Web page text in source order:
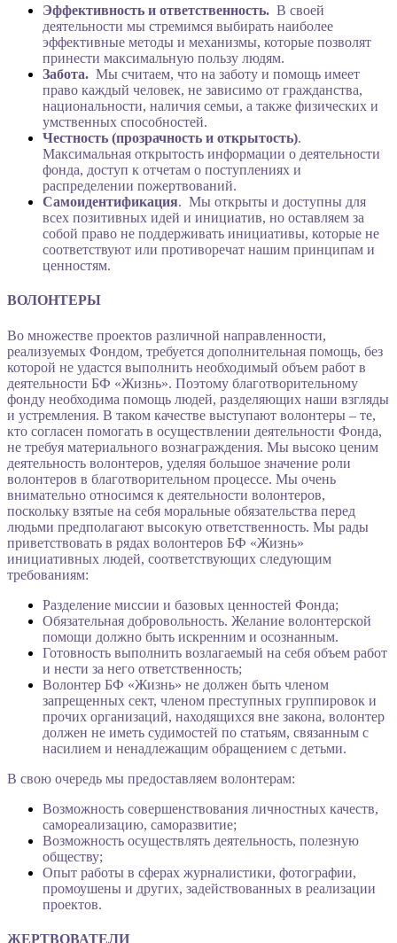
Эффективность и ответственность. В своей
деятельности мы стремимся выбирать наиболее
эффективные методы и механизмы, которые позволят
принести максимальную пользу людям.
Забота. Мы считаем, что на заботу и помощь имеет
право каждый человек, не зависимо от гражданства,
национальности, наличия семьи, а также физических и
умственных способностей.
Честность (прозрачность и открытость).
Максимальная открытость информации о деятельности
фонда, доступ к отчетам о поступлениях и
распределении пожертвований.
Самоидентификация. Мы открыты и доступны для
всех позитивных идей и инициатив, но оставляем за
собой право не поддерживать инициативы, которые не
соответствуют или противоречат нашим принципам и
ценностям.
ВОЛОНТЕРЫ
Во множестве проектов различной направленности,
реализуемых Фондом, требуется дополнительная помощь, без
которой не удастся выполнить необходимый объем работ в
деятельности БФ «Жизнь». Поэтому благотворительному
фонду необходима помощь людей, разделяющих наши взгляды
и устремления. В таком качестве выступают волонтеры – те,
кто согласен помогать в осуществлении деятельности Фонда,
не требуя материального вознаграждения. Мы высоко ценим
деятельность волонтеров, уделяя большое значение роли
волонтеров в благотворительном процессе. Мы очень
внимательно относимся к деятельности волонтеров,
поскольку взятые на себя моральные обязательства перед
людьми предполагают высокую ответственность. Мы рады
приветствовать в рядах волонтеров БФ «Жизнь»
инициативных людей, соответствующих следующим
требованиям:
Разделение миссии и базовых ценностей Фонда;
Обязательная добровольность. Желание волонтерской
помощи должно быть искренним и осознанным.
Готовность выполнить возлагаемый на себя объем работ
и нести за него ответственность;
Волонтер БФ «Жизнь» не должен быть членом
запрещенных сект, членом преступных группировок и
прочих организаций, находящихся вне закона, волонтер
должен не иметь судимостей по статьям, связанным с
насилием и ненадлежащим обращением с детьми.
В свою очередь мы предоставляем волонтерам:
Возможность совершенствования личностных качеств,
самореализацию, саморазвитие;
Возможность осуществлять деятельность, полезную
обществу;
Опыт работы в сферах журналистики, фотографии,
промоушены и других, задействованных в реализации
проектов.
ЖЕРТВОВАТЕЛИ